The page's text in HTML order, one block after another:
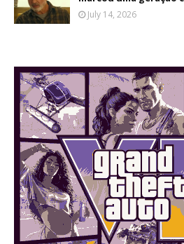
July 14, 2026